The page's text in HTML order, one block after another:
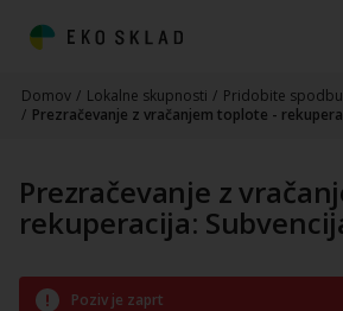
Domov / Lokalne skupnosti / Pridobite
/ Prezračevanje z vračanjem toplote -
Prezračevanje z
rekuperacija:
Poziv je zaprt